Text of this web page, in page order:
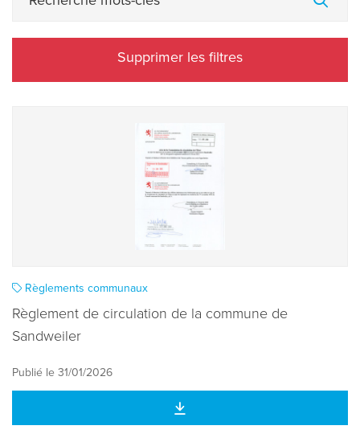
Supprimer les filtres
Règlements communaux
Règlement de circulation de la commune de
Sandweiler
Publié le 31/01/2026